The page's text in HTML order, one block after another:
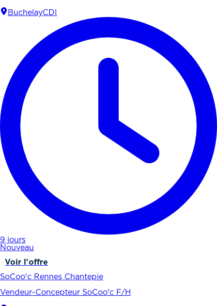
BuchelayCDI
9 jours
Nouveau
Voir l'offre
SoCoo'c Rennes Chantepie
Vendeur-Concepteur SoCoo'c F/H